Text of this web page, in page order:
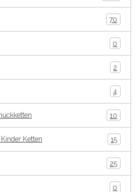
70
0
2
4
10
Ketten 15
25
0